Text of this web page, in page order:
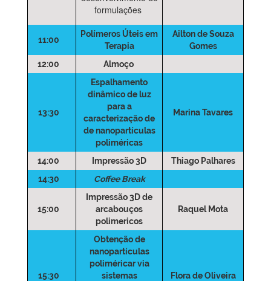
formulações
11:00
Polímeros Úteis em
Terapia
Ailton de Souza
Gomes
12:00
Almoço
13:30
Espalhamento
dinâmico de luz
para a
caracterização de
de nanopartículas
poliméricas
Marina Tavares
14:00 Impressão 3D
Thiago Palhares
14:30
Coffee Break
15:00
Impressão 3D de
arcabouços
polimericos
Raquel Mota
15:30
Obtenção de
nanopartículas
poliméricar via
sistemas
Flora de Oliveira